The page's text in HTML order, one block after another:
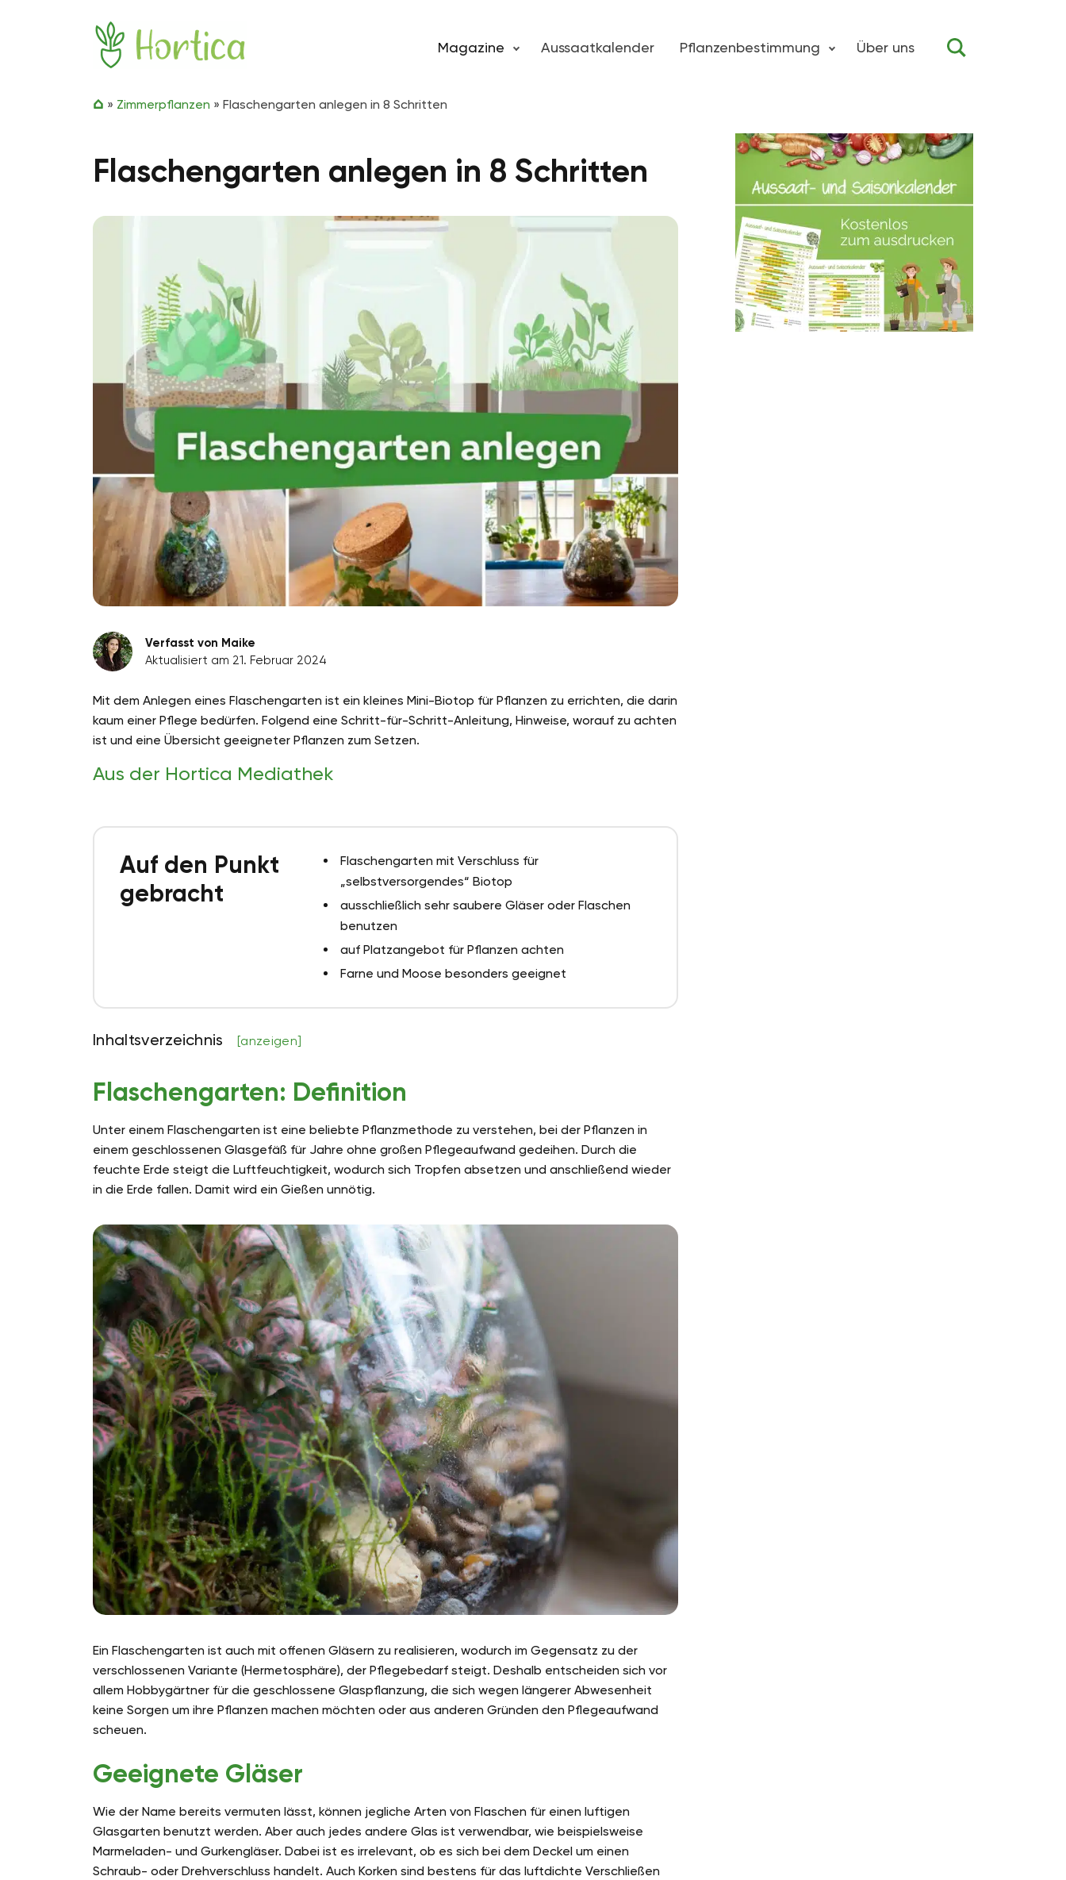
Magazine Aussaatkalender Pflanzenbestimmung Über uns
» Zimmerpflanzen » Flaschengarten anlegen in 8 Schritten
Flaschengarten anlegen in 8 Schritten
Verfasst von Maike
Aktualisiert am 21. Februar 2024
Mit dem Anlegen eines Flaschengarten ist ein kleines Mini-Biotop für Pflanzen zu errichten, die darin
kaum einer Pflege bedürfen. Folgend eine Schritt-für-Schritt-Anleitung, Hinweise, worauf zu achten
ist und eine Übersicht geeigneter Pflanzen zum Setzen.
Aus der Hortica Mediathek
Auf den Punkt
gebracht
Flaschengarten mit Verschluss für
„selbstversorgendes“ Biotop
ausschließlich sehr saubere Gläser oder Flaschen
benutzen
auf Platzangebot für Pflanzen achten
Farne und Moose besonders geeignet
Inhaltsverzeichnis [anzeigen]
Flaschengarten: Definition
Unter einem Flaschengarten ist eine beliebte Pflanzmethode zu verstehen, bei der Pflanzen in
einem geschlossenen Glasgefäß für Jahre ohne großen Pflegeaufwand gedeihen. Durch die
feuchte Erde steigt die Luftfeuchtigkeit, wodurch sich Tropfen absetzen und anschließend wieder
in die Erde fallen. Damit wird ein Gießen unnötig.
Ein Flaschengarten ist auch mit offenen Gläsern zu realisieren, wodurch im Gegensatz zu der
verschlossenen Variante (Hermetosphäre), der Pflegebedarf steigt. Deshalb entscheiden sich vor
allem Hobbygärtner für die geschlossene Glaspflanzung, die sich wegen längerer Abwesenheit
keine Sorgen um ihre Pflanzen machen möchten oder aus anderen Gründen den Pflegeaufwand
scheuen.
Geeignete Gläser
Wie der Name bereits vermuten lässt, können jegliche Arten von Flaschen für einen luftigen
Glasgarten benutzt werden. Aber auch jedes andere Glas ist verwendbar, wie beispielsweise
Marmeladen- und Gurkengläser. Dabei ist es irrelevant, ob es sich bei dem Deckel um einen
Schraub- oder Drehverschluss handelt. Auch Korken sind bestens für das luftdichte Verschließen